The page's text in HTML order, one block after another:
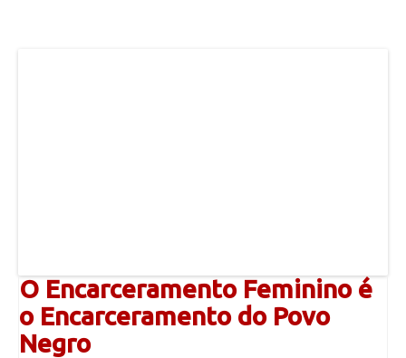
O Encarceramento Feminino é
o Encarceramento do Povo
Negro